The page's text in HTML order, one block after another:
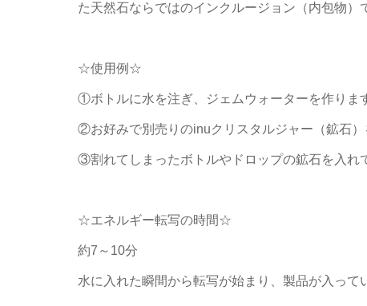
た天然石ならではのインクルージョン（内包物）
☆使用例☆
①ボトルに水を注ぎ、ジェムウォーターを作りま
②お好みで別売りのinuクリスタルジャー（鉱石
③割れてしまったボトルやドロップの鉱石を入れ
☆エネルギー転写の時間☆
約7～10分
水に入れた瞬間から転写が始まり、製品が入って